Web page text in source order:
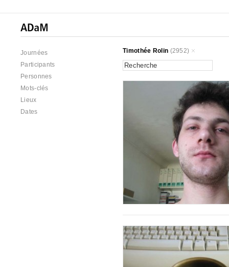
Journées
Participants
Personnes
Mots-clés
Lieux
Dates
Timothée Rolin (2952)